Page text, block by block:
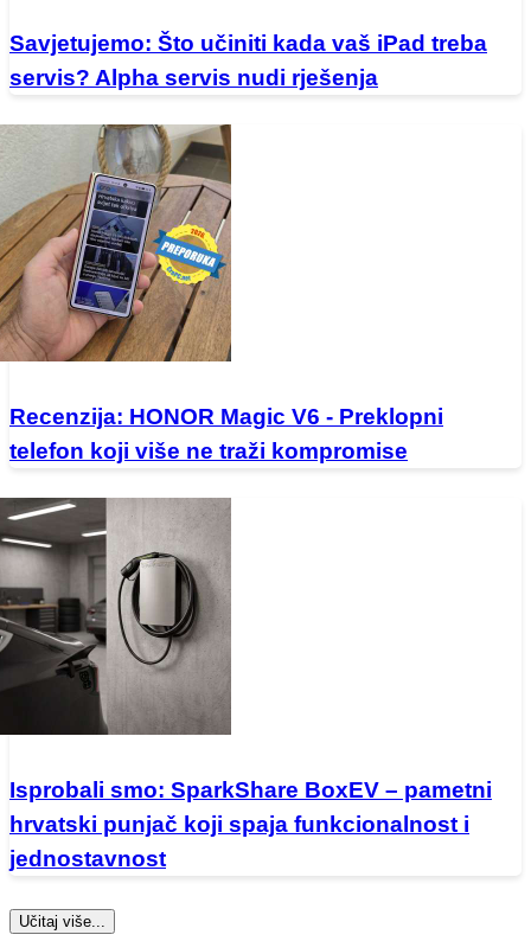
Savjetujemo: Što učiniti kada vaš iPad treba
servis? Alpha servis nudi rješenja
Recenzija: HONOR Magic V6 - Preklopni
telefon koji više ne traži kompromise
Isprobali smo: SparkShare BoxEV – pametni
hrvatski punjač koji spaja funkcionalnost i
jednostavnost
Učitaj više...